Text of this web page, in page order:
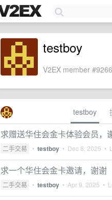
testboy
V2EX member
testboy
求赠送华住会金卡体验会员，
二手交易 • testboy • Dec 8, 2025 •
求一个华住会金卡邀请，谢谢
二手交易 • testboy • Apr 9, 2025 •